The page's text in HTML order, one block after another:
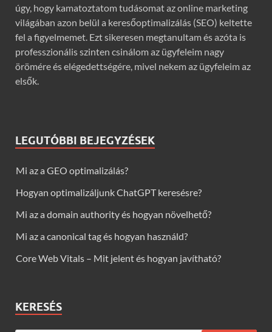
úgy, hogy kamatoztatom tudásomat az online marketing
világában azon belül a keresőoptimalizálás (SEO) keltette
fel a figyelmemet. Ezt sikeresen megtanultam és azóta is
professzionális szinten csinálom az ügyfeleim nagy
örömére és elégedettségére, mivel nekem az ügyfeleim az
elsők.
LEGUTÓBBI BEJEGYZÉSEK
Mi az a GEO optimalizálás?
Hogyan optimalizáljunk ChatGPT keresésre?
Mi az a domain authority és hogyan növelhető?
Mi az a canonical tag és hogyan használd?
Core Web Vitals – Mit jelent és hogyan javítható?
KERESÉS